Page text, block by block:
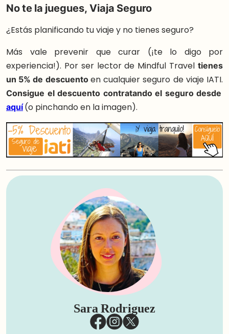
No te la juegues, Viaja Seguro
¿Estás planificando tu viaje y no tienes seguro?
Más vale prevenir que curar (¡te lo digo por
experiencia!). Por ser lector de Mindful Travel tienes
un 5% de descuentoen cualquier seguro de viaje IATI.
Consigue el descuento contratando el seguro desde
aquí(o pinchando en la imagen).
Sara Rodriguez